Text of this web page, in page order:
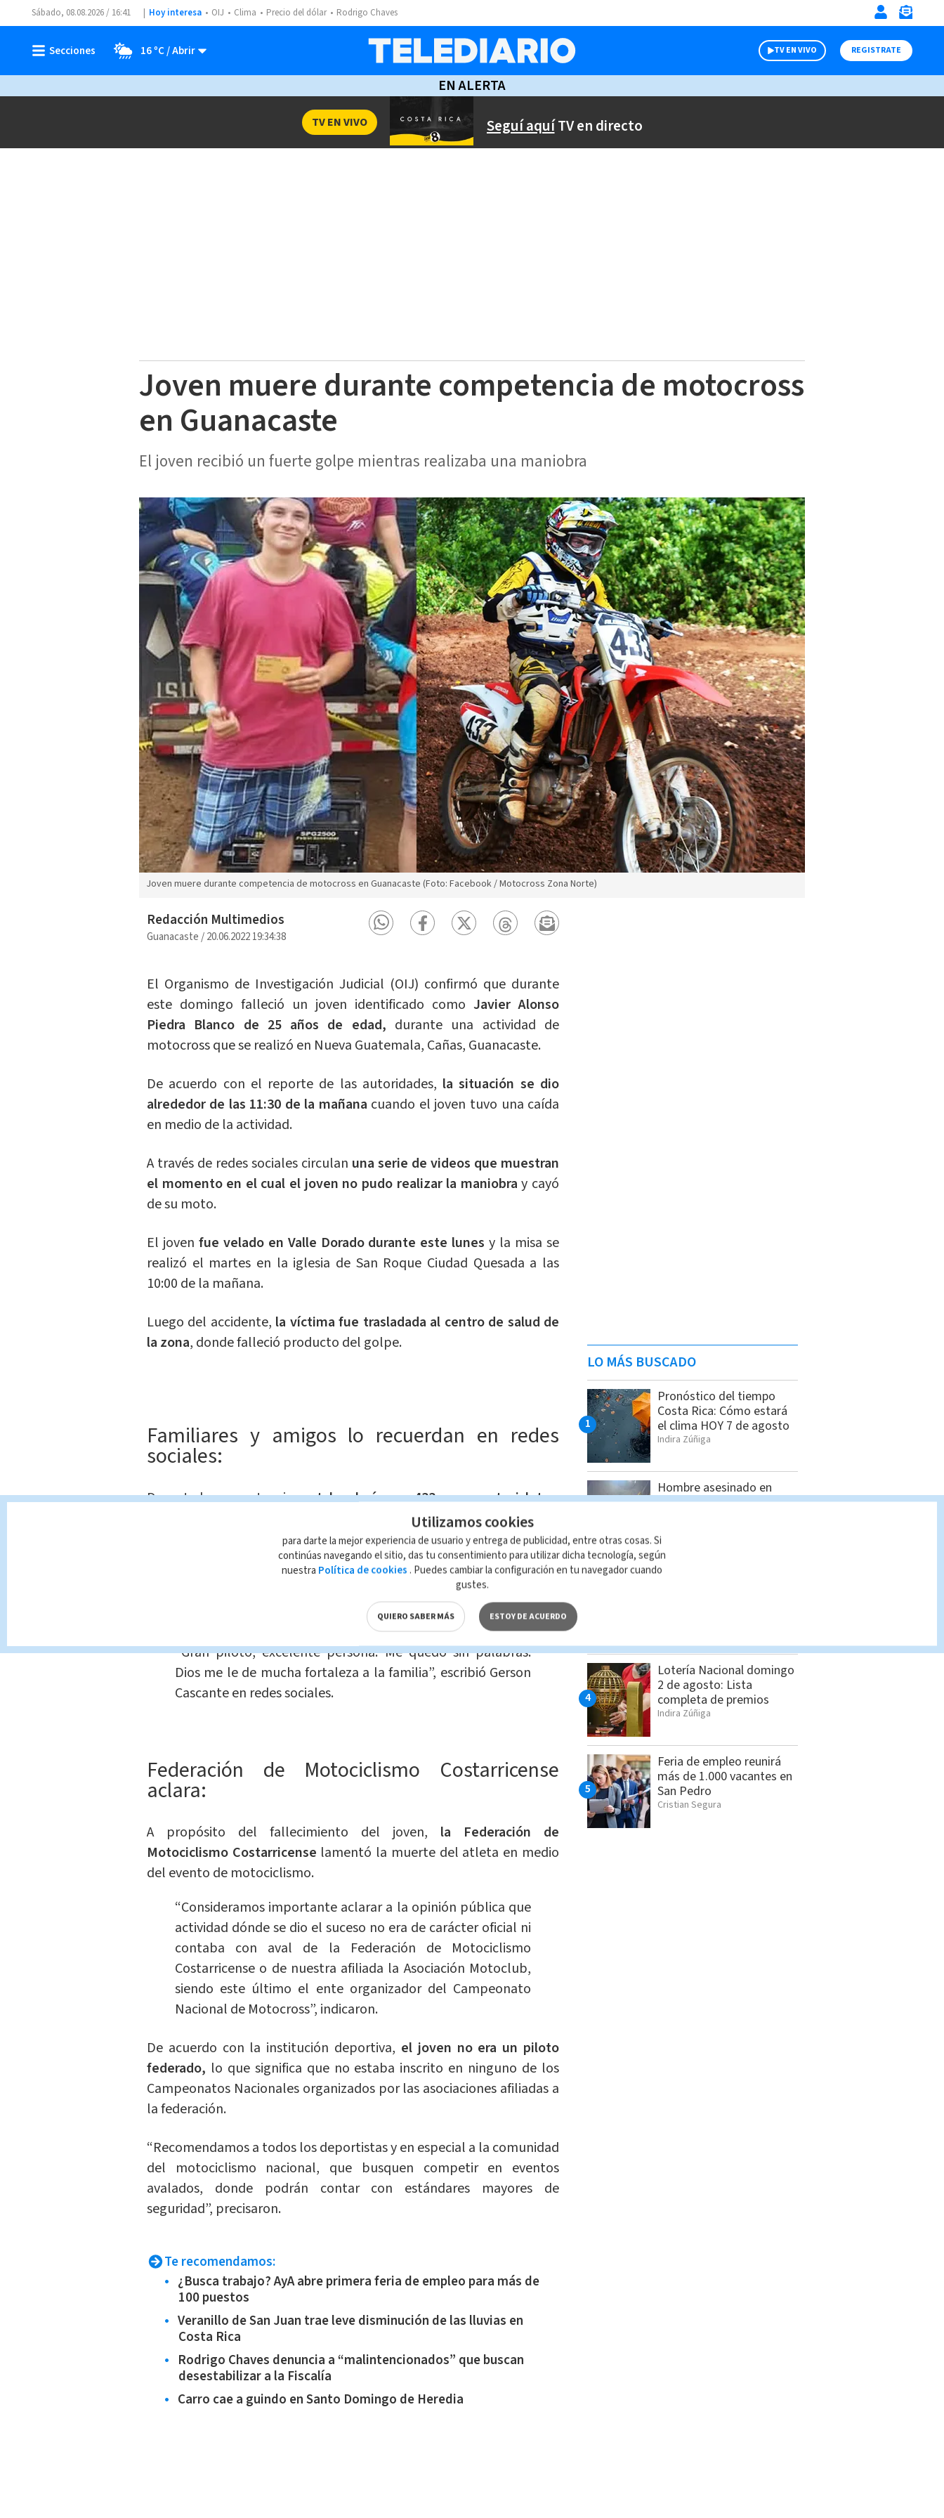
Sábado, 08.08.2026 / 16:41 Hoy interesa OIJ Clima Precio del dólar Rodrigo Chaves
16 ºC TV EN VIVO REGISTRATE
EN ALERTA
Seguí aquíTV en directo
TV EN VIVO
Joven muere durante competencia de motocross
en Guanacaste
El joven recibió un fuerte golpe mientras realizaba una maniobra
Joven muere durante competencia de motocross en Guanacaste (Foto: Facebook / Motocross Zona Norte)
Redacción Multimedios
Guanacaste/20.06.2022 19:34:38
El Organismo de Investigación Judicial (OIJ) confirmó que durante
este domingo falleció un joven identificado como Javier Alonso
Piedra Blanco de 25 años de edad, durante una actividad de
motocross que se realizó en Nueva Guatemala, Cañas, Guanacaste.
De acuerdo con el reporte de las autoridades, la situación se dio
alrededor de las 11:30 de la mañana cuando el joven tuvo una caída
en medio de la actividad.
A través de redes sociales circulan una serie de videos que muestran
el momento en el cual el joven no pudo realizar la maniobra y cayó
de su moto.
El joven fue velado en Valle Dorado durante este lunesy la misa se
realizó el martes en la iglesia de San Roque Ciudad Quesada a las
10:00 de la mañana.
Luego del accidente, la víctima fue trasladada al centro de salud de
la zona, donde falleció producto del golpe.
Familiares y amigos lo recuerdan en redes
sociales:
Durante la competenciaportaba el número 433 en su motocicletay
era considerado como una gran promesa para ese deporte en Costa
Usuarios en Facebook describieron al joven como un“ejemplo de
además de que pidieron fortaleza para familiares y amigos
“Gran piloto, excelente persona. Me quedo sin palabras.
Dios me le de mucha fortaleza a la familia”, escribió Gerson
Cascante en redes sociales.
Federación de Motociclismo Costarricense
aclara:
A propósito del fallecimiento del joven, la Federación de
Motociclismo Costarricense lamentó la muerte del atleta en medio
del evento de motociclismo.
“Consideramos importante aclarar a la opinión pública que
actividad dónde se dio el suceso no era de carácter oficial ni
contaba con aval de la Federación de Motociclismo
Costarricense o de nuestra afiliada la Asociación Motoclub,
siendo este último el ente organizador del Campeonato
Nacional de Motocross”, indicaron.
De acuerdo con la institución deportiva, el joven no era un piloto
federado, lo que significa que no estaba inscrito en ninguno de los
Campeonatos Nacionales organizados por las asociaciones afiliadas a
la federación.
“Recomendamos a todos los deportistas y en especial a la comunidad
del motociclismo nacional, que busquen competir en eventos
avalados, donde podrán contar con estándares mayores de
seguridad”, precisaron.
Te recomendamos:
¿Busca trabajo? AyA abre primera feria de empleo para más de
100 puestos
Veranillo de San Juan trae leve disminución de las lluvias en
Costa Rica
Rodrigo Chaves denuncia a “malintencionados” que buscan
desestabilizar a la Fiscalía
Carro cae a guindo en Santo Domingo de Heredia
LO MÁS BUSCADO
Pronóstico del tiempo
Costa Rica: Cómo estará
el clima HOY 7 de agosto
Indira Zúñiga
Hombre asesinado en
Siquirres tenía 34 años;
Chances martes 21 de julio
Lotería Nacional domingo
2 de agosto: Lista
completa de premios
Indira Zúñiga
Feria de empleo reunirá
más de 1.000 vacantes en
San Pedro
Cristian Segura
Utilizamos cookies
para darte la mejor experiencia de usuario y entrega de publicidad, entre otras cosas. Si
continúas navegando el sitio, das tu consentimiento para utilizar dicha tecnología, según
nuestra Política de cookies . Puedes cambiar la configuración en tu navegador cuando
gustes.
QUIERO SABER MÁS ESTOY DE ACUERDO